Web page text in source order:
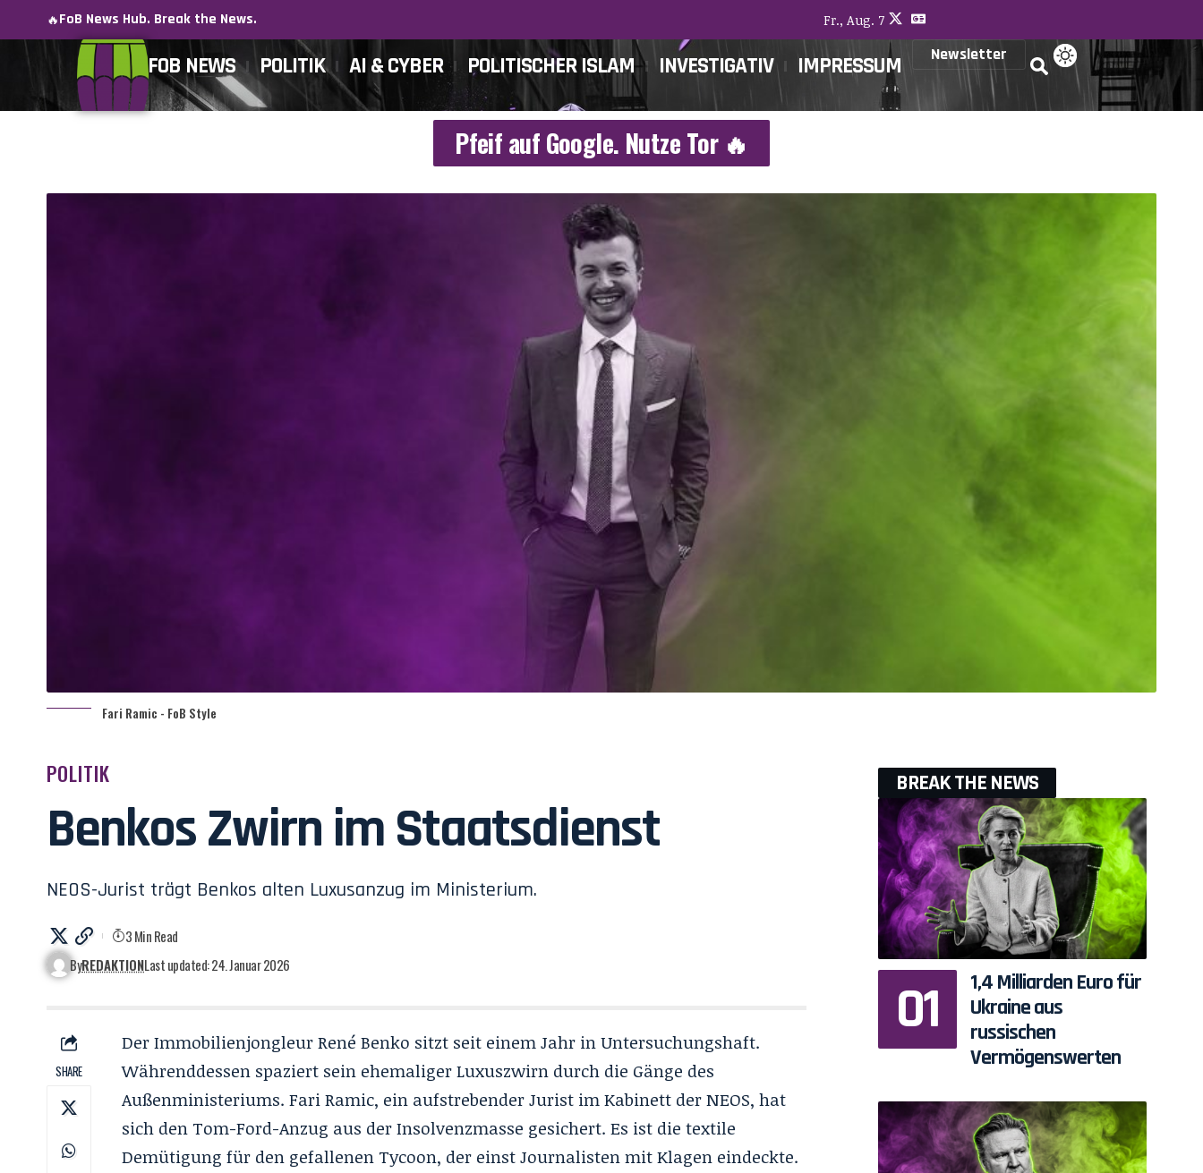
🔥FoB News Hub. Break the News. Fr., Aug. 7
FOB NEWS POLITIK AI & CYBER POLITISCHER ISLAM INVESTIGATIV IMPRESSUM Newsletter
Pfeif auf Google. Nutze Tor 🔥
Fari Ramic - FoB Style
POLITIK
Benkos Zwirn im Staatsdienst
NEOS-Jurist trägt Benkos alten Luxusanzug im Ministerium.
ByREDAKTIONLast updated: 24. Januar 2026
3 Min Read
SHARE
Der Immobilienjongleur René Benko sitzt seit einem Jahr in Untersuchungshaft.
Währenddessen spaziert sein ehemaliger Luxuszwirn durch die Gänge des
Außenministeriums. Fari Ramic, ein aufstrebender Jurist im Kabinett der NEOS, hat
sich den Tom-Ford-Anzug aus der Insolvenzmasse gesichert. Es ist die textile
Demütigung für den gefallenen Tycoon, der einst Journalisten mit Klagen eindeckte.
BREAK THE NEWS
1,4 Milliarden Euro für
Ukraine aus
russischen
Vermögenswerten